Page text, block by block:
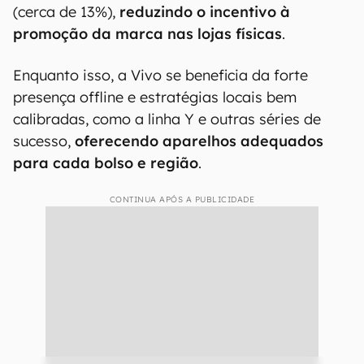
(cerca de 13%), reduzindo o incentivo à
promoção da marca nas lojas físicas.
Enquanto isso, a Vivo se beneficia da forte
presença offline e estratégias locais bem
calibradas, como a linha Y e outras séries de
sucesso, oferecendo aparelhos adequados
para cada bolso e região.
CONTINUA APÓS A PUBLICIDADE